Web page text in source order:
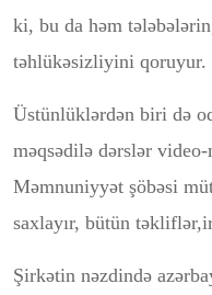
ki, bu da həm
təhlükəsizliyini qoruyur.
Üstünlüklərdən biri də
məqsədilə dərslər
Məmnuniyyət şöbəsi
saxlayır, bütün
Şirkətin nəzdində